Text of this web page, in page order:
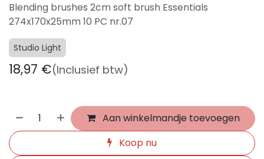
Blending brushes 2cm soft brush Essentials
274x170x25mm 10 PC nr.07
Studio Light
18,97 €(Inclusief btw)
Aan winkelmandje toevoegen
Koop nu